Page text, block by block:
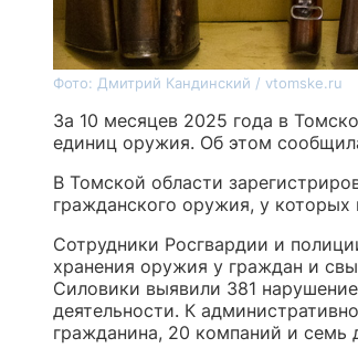
Фото: Дмитрий Кандинский / vtomske.ru
За 10 месяцев 2025 года в
единиц оружия. Об этом
В Томской области
гражданского оружия, у
Сотрудники Росгвардии и
хранения оружия у граждан и
Силовики выявили 381
деятельности. К
гражданина, 20 компаний и семь